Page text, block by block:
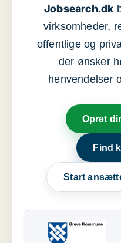
Jobsearch.dk
virksomheder,
offentlige og
der ønsker
henvendelser
Opret
Find
Start